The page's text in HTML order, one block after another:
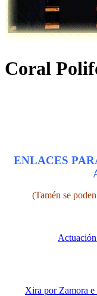
Coral
ENLACES
(Tamén se
Xira por Zamora e